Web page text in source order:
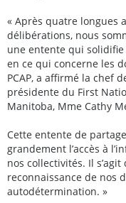
« Après quatre longues
délibérations, nous
une entente qui
en ce qui concerne les
PCAP, a affirmé la chef
présidente du First
Manitoba, Mme Cathy
Cette entente de
grandement l’accès à
nos collectivités. Il
reconnaissance de nos
autodétermination. »